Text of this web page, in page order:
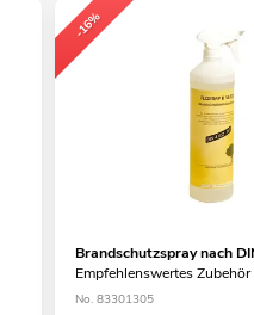
-16%
Brandschutzspray nach
Empfehlenswertes Zubehör
No. 83301305